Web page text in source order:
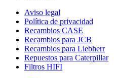
Aviso legal
Política de privacidad
Recambios CASE
Recambios para JCB
Recambios para Liebherr
Repuestos para Caterpillar
Filtros HIFI